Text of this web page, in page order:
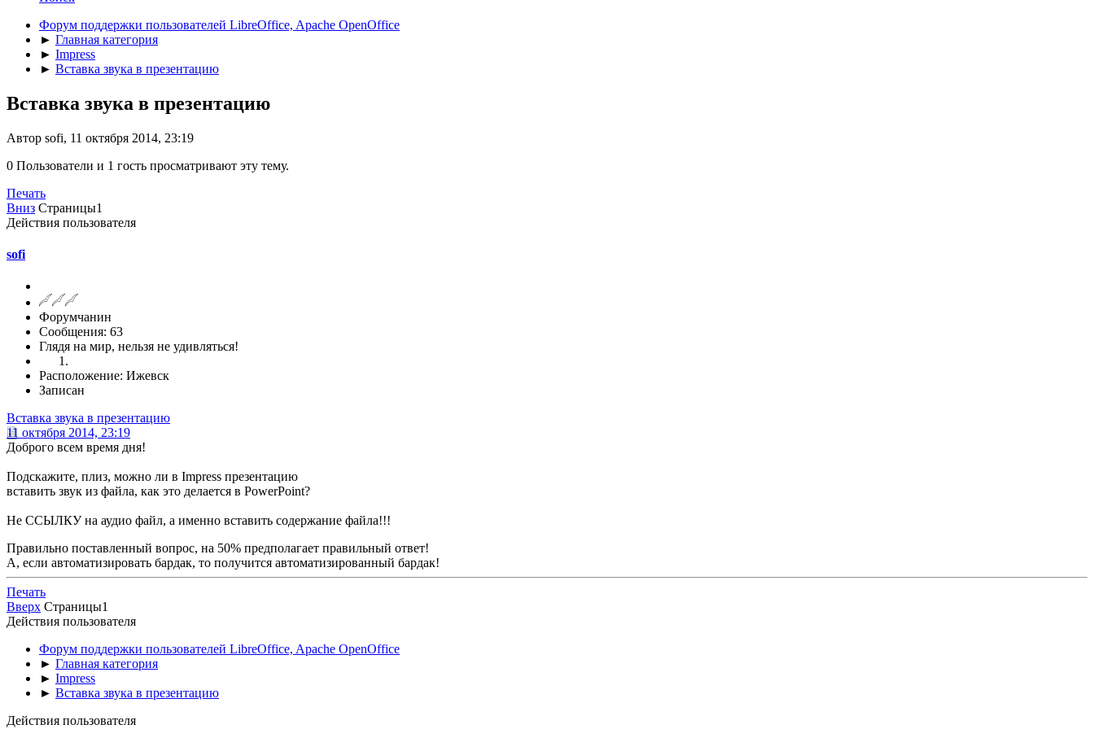
Форум поддержки пользователей LibreOffice, Apache OpenOffice
► Главная категория
► Impress
► Вставка звука в презентацию
Вставка звука в презентацию
Автор sofi, 11 октября 2014, 23:19
0 Пользователи и 1 гость просматривают эту тему.
Печать
Вниз Страницы1
Действия пользователя
sofi
Форумчанин
Сообщения: 63
Глядя на мир, нельзя не удивляться!
Расположение: Ижевск
Записан
Вставка звука в презентацию
11 октября 2014, 23:19
Доброго всем время дня!
Подскажите, плиз, можно ли в Impress презентацию
вставить звук из файла, как это делается в PowerPoint?
Не ССЫЛКУ на аудио файл, а именно вставить содержание файла!!!
Правильно поставленный вопрос, на 50% предполагает правильный ответ!
А, если автоматизировать бардак, то получится автоматизированный бардак!
Печать
Вверх Страницы1
Действия пользователя
Форум поддержки пользователей LibreOffice, Apache OpenOffice
► Главная категория
► Impress
► Вставка звука в презентацию
Действия пользователя